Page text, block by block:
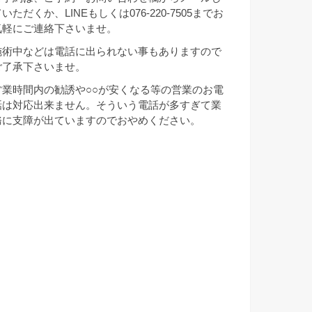
いただくか、LINEもしくは076-220-7505までお
にご連絡下さいませ。
術中などは電話に出られない事もありますので
承下さいませ。
業時間内の勧誘や○○が安くなる等の営業のお電
は対応出来ません。そういう電話が多すぎて業
に支障が出ていますのでおやめください。